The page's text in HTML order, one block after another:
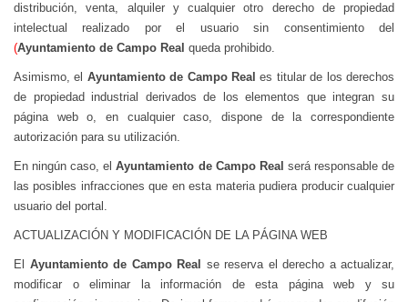
distribución, venta, alquiler y cualquier otro derecho de propiedad
intelectual realizado por el usuario sin consentimiento del
(Ayuntamiento de Campo Real queda prohibido.
Asimismo, el Ayuntamiento de Campo Real es titular de los derechos
de propiedad industrial derivados de los elementos que integran su
página web o, en cualquier caso, dispone de la correspondiente
autorización para su utilización.
En ningún caso, elAyuntamiento de Campo Real será responsable de
las posibles infracciones que en esta materia pudiera producir cualquier
usuario del portal.
ACTUALIZACIÓN Y MODIFICACIÓN DE LA PÁGINA WEB
El Ayuntamiento de Campo Real se reserva el derecho a actualizar,
modificar o eliminar la información de esta página web y su